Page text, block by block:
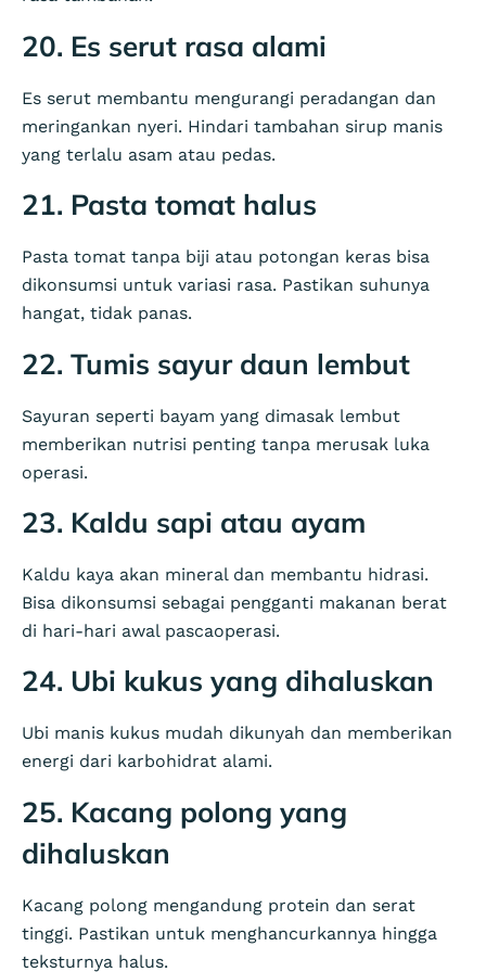
20. Es serut rasa alami
Es serut membantu mengurangi peradangan dan
meringankan nyeri. Hindari tambahan sirup manis
yang terlalu asam atau pedas.
21. Pasta tomat halus
Pasta tomat tanpa biji atau potongan keras bisa
dikonsumsi untuk variasi rasa. Pastikan suhunya
hangat, tidak panas.
22. Tumis sayur daun lembut
Sayuran seperti bayam yang dimasak lembut
memberikan nutrisi penting tanpa merusak luka
operasi.
23. Kaldu sapi atau ayam
Kaldu kaya akan mineral dan membantu hidrasi.
Bisa dikonsumsi sebagai pengganti makanan berat
di hari-hari awal pascaoperasi.
24. Ubi kukus yang dihaluskan
Ubi manis kukus mudah dikunyah dan memberikan
energi dari karbohidrat alami.
25. Kacang polong yang
dihaluskan
Kacang polong mengandung protein dan serat
tinggi. Pastikan untuk menghancurkannya hingga
teksturnya halus.